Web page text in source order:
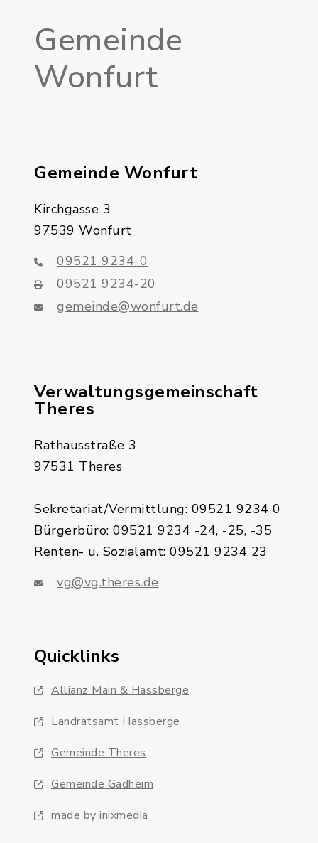
Gemeinde
Wonfurt
Gemeinde Wonfurt
Kirchgasse 3
97539 Wonfurt
09521 9234-0
09521 9234-20
gemeinde@wonfurt.de
Verwaltungsgemeinschaft
Theres
Rathausstraße 3
97531 Theres
Sekretariat/Vermittlung: 09521 9234 0
Bürgerbüro: 09521 9234 -24, -25, -35
Renten- u. Sozialamt: 09521 9234 23
vg@vg.theres.de
Quicklinks
Allianz Main & Hassberge
Landratsamt Hassberge
Gemeinde Theres
Gemeinde Gädheim
made by inixmedia